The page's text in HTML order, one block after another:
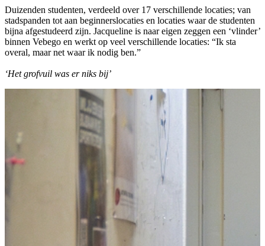
Duizenden studenten, verdeeld over 17 verschillende locaties; van
stadspanden tot aan beginnerslocaties en locaties waar de studenten
bijna afgestudeerd zijn. Jacqueline is naar eigen zeggen een ‘vlinder’
binnen Vebego en werkt op veel verschillende locaties: “Ik sta
overal, maar net waar ik nodig ben.”
‘Het grofvuil was er niks bij’